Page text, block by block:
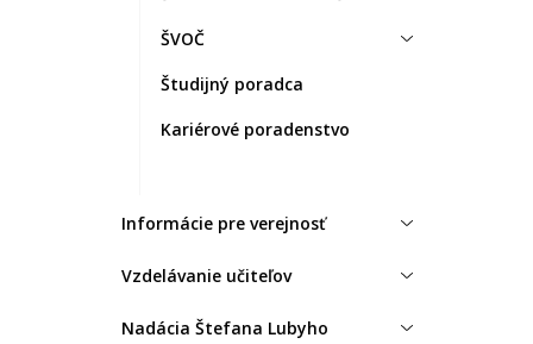
ŠVOČ
Študijný poradca
Kariérové poradenstvo
Informácie pre verejnosť
Vzdelávanie učiteľov
Nadácia Štefana Lubyho